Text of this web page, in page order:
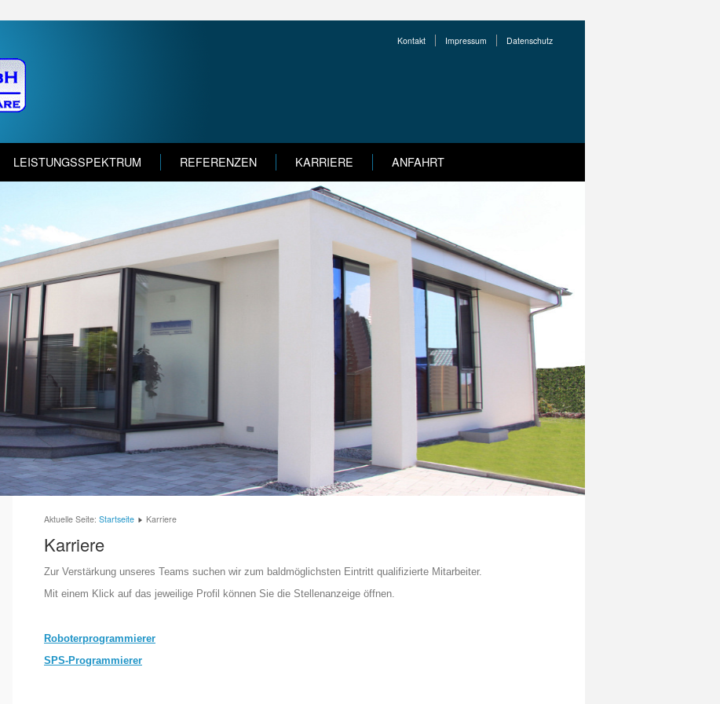
Kontakt Impressum Datenschutz
LEISTUNGSSPEKTRUM REFERENZEN KARRIERE ANFAHRT
Aktuelle Seite: Startseite Karriere
Karriere
Zur Verstärkung unseres Teams suchen wir zum baldmöglichsten Eintritt qualifizierte Mitarbeiter.
Mit einem Klick auf das jeweilige Profil können Sie die Stellenanzeige öffnen.
Roboterprogrammierer
SPS-Programmierer